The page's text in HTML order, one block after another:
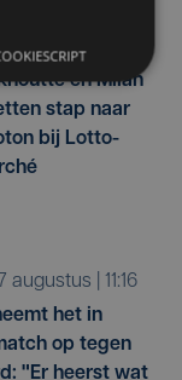
Victor
en Milan
stap naar
bij Lotto-
7 augustus | 11:16
het in
op tegen
"Er heerst wat